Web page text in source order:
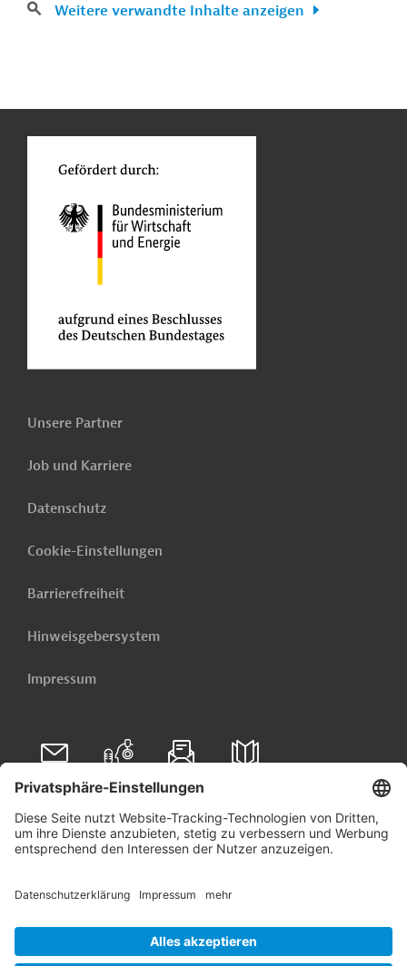
Weitere verwandte Inhalte anzeigen
Unsere Partner
Job und Karriere
Datenschutz
Cookie-Einstellungen
Barrierefreiheit
Hinweisgebersystem
Impressum
Folgen Sie uns auf
Linkedin